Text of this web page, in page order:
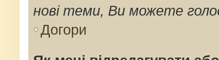
нові теми, Ви можете
Догори